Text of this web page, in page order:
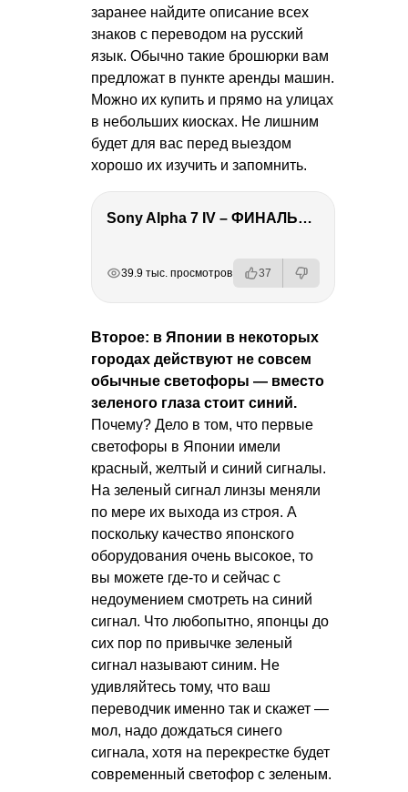
заранее найдите описание всех
знаков с переводом на русский
язык. Обычно такие брошюрки вам
предложат в пункте аренды машин.
Можно их купить и прямо на улицах
в небольших киосках. Не лишним
будет для вас перед выездом
хорошо их изучить и запомнить.
Sony Alpha 7 IV – ФИНАЛЬНЫЙ ОБЗОР
39.9 тыс. просмотров 37
Второе: в Японии в некоторых
городах действуют не совсем
обычные светофоры — вместо
зеленого глаза стоит синий.
Почему? Дело в том, что первые
светофоры в Японии имели
красный, желтый и синий сигналы.
На зеленый сигнал линзы меняли
по мере их выхода из строя. А
поскольку качество японского
оборудования очень высокое, то
вы можете где-то и сейчас с
недоумением смотреть на синий
сигнал. Что любопытно, японцы до
сих пор по привычке зеленый
сигнал называют синим. Не
удивляйтесь тому, что ваш
переводчик именно так и скажет —
мол, надо дождаться синего
сигнала, хотя на перекрестке будет
современный светофор с зеленым.